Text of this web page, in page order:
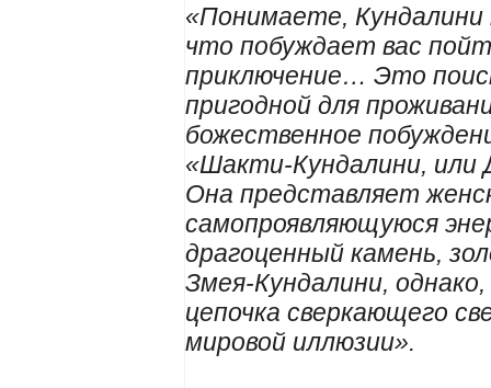
«Понимаете, Кундалини
что побуждает вас
приключение… Это
пригодной для
божественное
«Шакти-Кундалини, или
Она представляет
самопроявляющуюся
драгоценный камень,
Змея-Кундалини,
цепочка сверкающего
мировой иллюзии».